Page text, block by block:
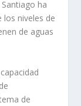
ha
los niveles de
de aguas
de